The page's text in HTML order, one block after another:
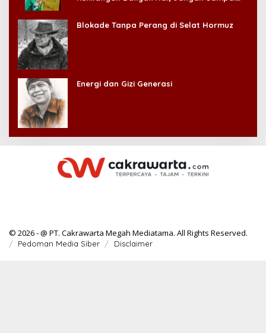
Blokade Tanpa Perang di Selat Hormuz
Energi dan Gizi Generasi
© 2026 - @ PT. Cakrawarta Megah Mediatama. All Rights Reserved.
Pedoman Media Siber Disclaimer